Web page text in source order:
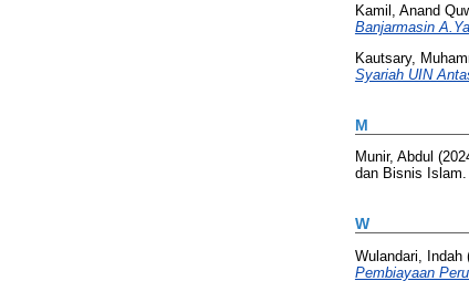
Kamil, Anand
Banjarmasin
Kautsary,
Syariah UIN
M
Munir, Abdul
dan Bisnis Islam.
W
Wulandari, Indah
Pembiayaan